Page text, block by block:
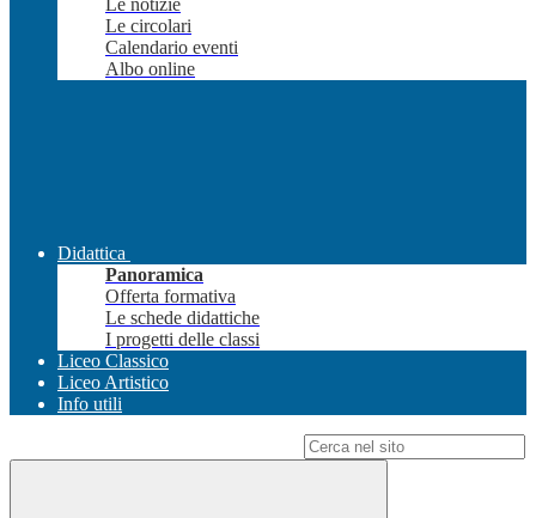
Le notizie
Le circolari
Calendario eventi
Albo online
Didattica
Panoramica
Offerta formativa
Le schede didattiche
I progetti delle classi
Liceo Classico
Liceo Artistico
Info utili